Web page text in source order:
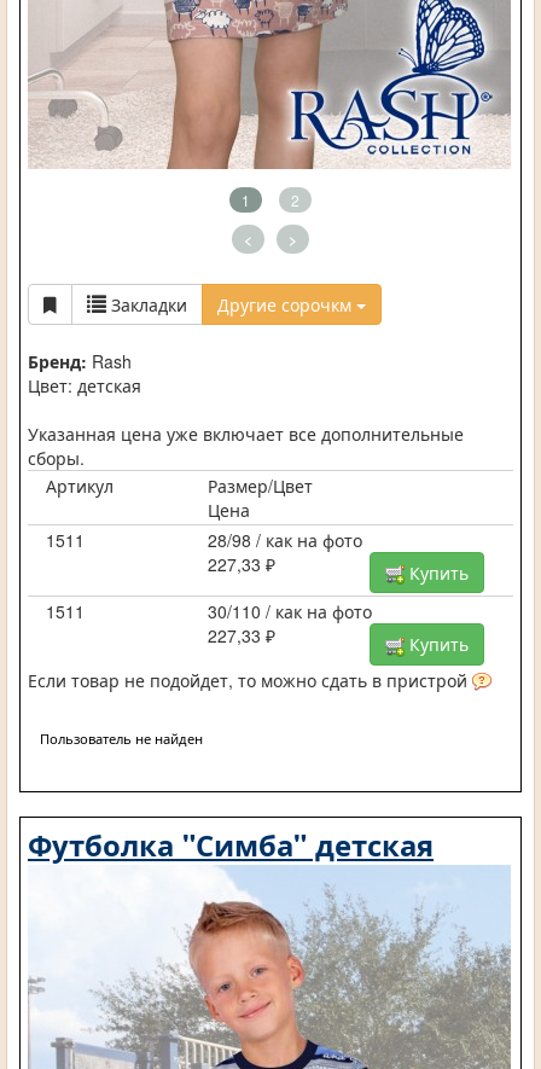
1 2
< >
Закладки Другие сорочкм
Бренд: Rash
Цвет: детская
Указанная цена уже включает все дополнительные
сборы.
Артикул
Размер/Цвет
Цена
1511
28/98 / как на фото
227,33 ₽
Купить
1511
30/110 / как на фото
227,33 ₽
Купить
Если товар не подойдет, то можно сдать в пристрой
Пользователь не найден
Футболка "Симба" детская